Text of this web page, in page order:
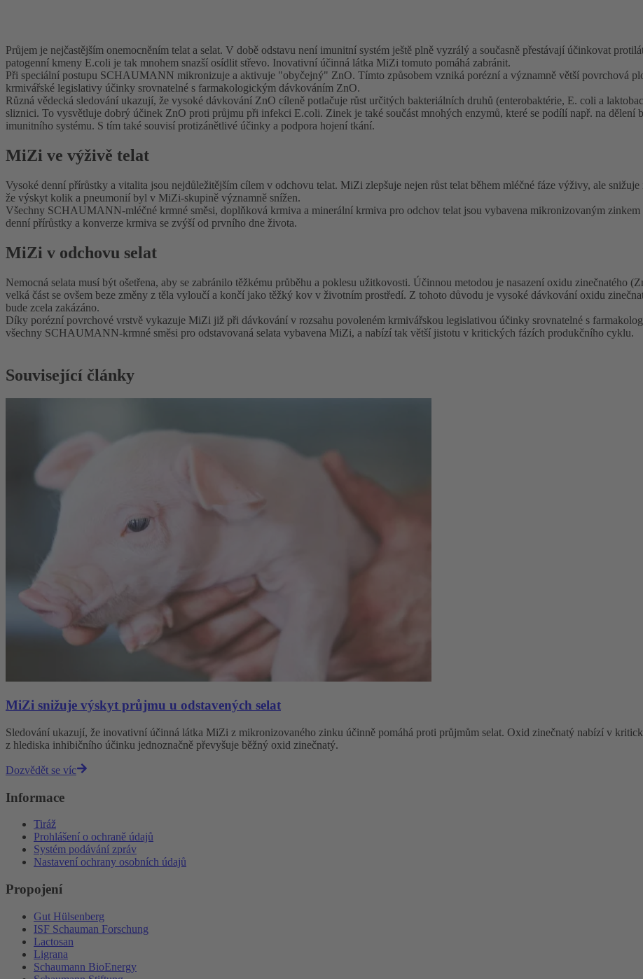
Průjem je nejčastějším onemocněním telat a selat. V době odstavu není imunitní systém ještě plně vyzrálý a současně přestávají účinkovat
patogenní kmeny E.coli je tak mnohem snazší osídlit střevo. Inovativní účinná látka MiZi tomuto pomáhá zabránit.
Při speciální postupu SCHAUMANN mikronizuje a aktivuje "obyčejný" ZnO. Tímto způsobem vzniká porézní a významně větší povrchová
krmivářské legislativy účinky srovnatelné s farmakologickým dávkováním ZnO.
Různá vědecká sledování ukazují, že vysoké dávkování ZnO cíleně potlačuje růst určitých bakteriálních druhů (enterobaktérie, E. coli a
sliznici. To vysvětluje dobrý účinek ZnO proti průjmu při infekci E.coli. Zinek je také součást mnohých enzymů, které se podílí např. na
imunitního systému. S tím také souvisí protizánětlivé účinky a podpora hojení tkání.
MiZi ve výživě telat
Vysoké denní přírůstky a vitalita jsou nejdůležitějším cílem v odchovu telat. MiZi zlepšuje nejen růst telat během mléčné fáze výživy, ale
že výskyt kolik a pneumonií byl v MiZi-skupině významně snížen.
Všechny SCHAUMANN-mléčné krmné směsi, doplňková krmiva a minerální krmiva pro odchov telat jsou vybavena mikronizovaným
denní přírůstky a konverze krmiva se zvýší od prvního dne života.
MiZi v odchovu selat
Nemocná selata musí být ošetřena, aby se zabránilo těžkému průběhu a poklesu užitkovosti. Účinnou metodou je nasazení oxidu zinečnatého
velká část se ovšem beze změny z těla vyloučí a končí jako těžký kov v životním prostředí. Z tohoto důvodu je vysoké dávkování oxidu
bude zcela zakázáno.
Díky porézní povrchové vrstvě vykazuje MiZi již při dávkování v rozsahu povoleném krmivářskou legislativou účinky srovnatelné s
všechny SCHAUMANN-krmné směsi pro odstavovaná selata vybavena MiZi, a nabízí tak větší jistotu v kritických fázích produkčního cyklu.
Související články
MiZi snižuje výskyt průjmu u odstavených selat
Sledování ukazují, že inovativní účinná látka MiZi z mikronizovaného zinku účinně pomáhá proti průjmům selat. Oxid zinečnatý nabízí v
z hlediska inhibičního účinku jednoznačně převyšuje běžný oxid zinečnatý.
Dozvědět se víc
Informace
Tiráž
Prohlášení o ochraně údajů
Systém podávání zpráv
Nastavení ochrany osobních údajů
Propojení
Gut Hülsenberg
ISF Schauman Forschung
Lactosan
Ligrana
Schaumann BioEnergy